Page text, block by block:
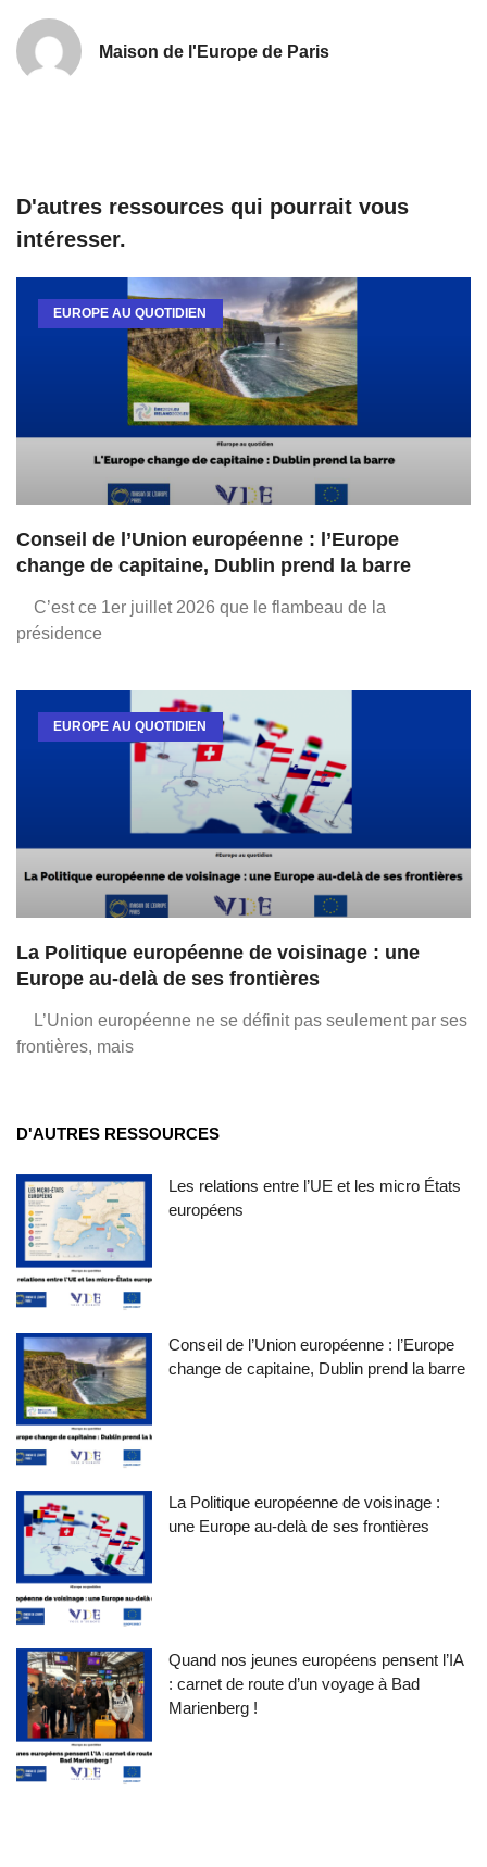
Maison de l'Europe de Paris
D'autres ressources qui pourrait vous
intéresser.
EUROPE AU QUOTIDIEN
Conseil de l’Union européenne : l’Europe
change de capitaine, Dublin prend la barre
C’est ce 1er juillet 2026 que le flambeau de la
présidence
EUROPE AU QUOTIDIEN
La Politique européenne de voisinage : une
Europe au-delà de ses frontières
L’Union européenne ne se définit pas seulement par ses
frontières, mais
D'AUTRES RESSOURCES
Les relations entre l’UE et les micro États
européens
Conseil de l’Union européenne : l’Europe
change de capitaine, Dublin prend la barre
La Politique européenne de voisinage :
une Europe au-delà de ses frontières
Quand nos jeunes européens pensent l’IA
: carnet de route d’un voyage à Bad
Marienberg !